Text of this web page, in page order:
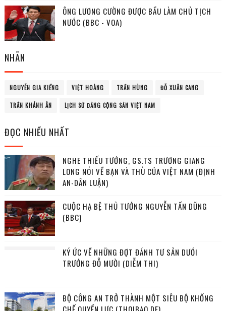
ÔNG LƯƠNG CƯỜNG ĐƯỢC BẦU LÀM CHỦ TỊCH
NƯỚC (BBC - VOA)
NHÃN
NGUYỄN GIA KIỂNG VIỆT HOÀNG TRẦN HÙNG ĐỖ XUÂN CANG
TRẦN KHÁNH ÂN LỊCH SỬ ĐẢNG CỘNG SẢN VIỆT NAM
ĐỌC NHIỀU NHẤT
NGHE THIẾU TƯỚNG, GS.TS TRƯƠNG GIANG
LONG NÓI VỀ BẠN VÀ THÙ CỦA VIỆT NAM (ĐỊNH
AN-DÂN LUẬN)
CUỘC HẠ BỆ THỦ TƯỚNG NGUYỄN TẤN DŨNG
(BBC)
KÝ ỨC VỀ NHỮNG ĐỢT ĐÁNH TƯ SẢN DƯỚI
TRƯỚNG ĐỖ MƯỜI (DIỄM THI)
BỘ CÔNG AN TRỞ THÀNH MỘT SIÊU BỘ KHỐNG